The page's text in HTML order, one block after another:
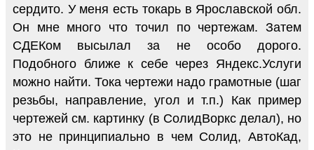
сердито. У меня есть токарь в Ярославской обл.
Он мне много что точил по чертежам. Затем
СДЕКом высылал за не особо дорого.
Подобного ближе к себе через Яндекс.Услуги
можно найти. Тока чертежи надо грамотные (шаг
резьбы, направление, угол и т.п.) Как пример
чертежей см. картинку (в СолидВоркс делал), но
это не принципиально в чем Солид, АвтоКад,